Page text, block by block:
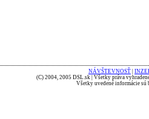
NÁVŠTEVNOSŤ
(C) 2004, 2005 DSL.sk | Všetky práva
Všetky uvedené informácie sú